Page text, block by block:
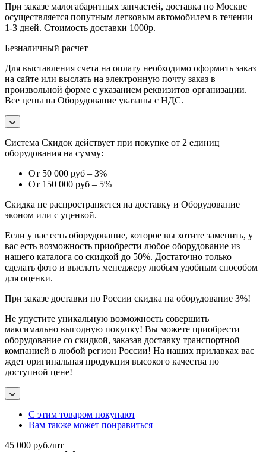
При заказе малогабаритных запчастей, доставка по Москве
осуществляется попутным легковым автомобилем в течении
1-3 дней. Стоимость доставки 1000р.
Безналичный расчет
Для выставления счета на оплату необходимо оформить заказ
на сайте или выслать на электронную почту заказ в
произвольной форме с указанием реквизитов организации.
Все цены на Оборудование указаны с НДС.
Система Скидок действует при покупке от 2 единиц
оборудования на сумму:
От 50 000 руб – 3%
От 150 000 руб – 5%
Скидка не распространяется на доставку и Оборудование
эконом или с уценкой.
Если у вас есть оборудование, которое вы хотите заменить, у
вас есть возможность приобрести любое оборудование из
нашего каталога со скидкой до 50%. Достаточно только
сделать фото и выслать менеджеру любым удобным способом
для оценки.
При заказе доставки по России скидка на оборудование 3%!
Не упустите уникальную возможность совершить
максимально выгодную покупку! Вы можете приобрести
оборудование со скидкой, заказав доставку транспортной
компанией в любой регион России! На наших прилавках вас
ждет оригинальная продукция высокого качества по
доступной цене!
С этим товаром покупают
Вам также может понравиться
45 000 руб./шт